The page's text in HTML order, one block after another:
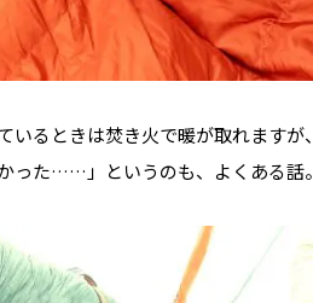
るときは焚き火で暖が取れますが、
った……」というのも、よくある話。